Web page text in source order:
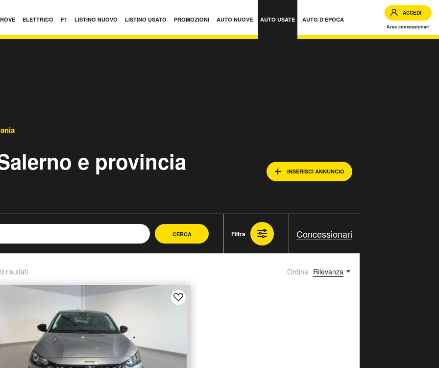
ELETTRICO F1 LISTINO NUOVO LISTINO USATO PROMOZIONI AUTO NUOVE AUTO USATE AUTO D'EPOCA
ACCEDI
Area concessionari
e provincia INSERISCI ANNUNCIO
CERCA Filtra Concessionari
risultati Ordina Rilevanza